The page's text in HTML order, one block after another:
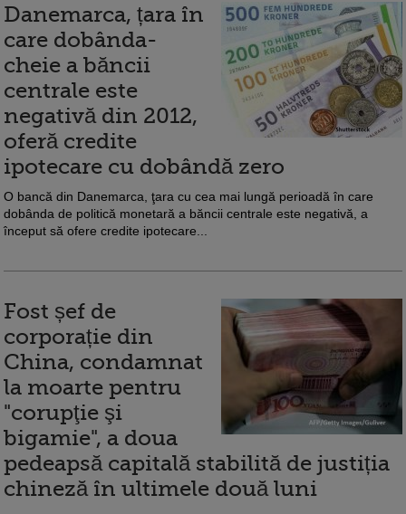
Danemarca, țara în
care dobânda-
cheie a băncii
centrale este
negativă din 2012,
oferă credite
ipotecare cu dobândă zero
O bancă din Danemarca, ţara cu cea mai lungă perioadă în care
dobânda de politică monetară a băncii centrale este negativă, a
început să ofere credite ipotecare...
Fost șef de
corporație din
China, condamnat
la moarte pentru
"corupţie şi
bigamie", a doua
pedeapsă capitală stabilită de justiția
chineză în ultimele două luni